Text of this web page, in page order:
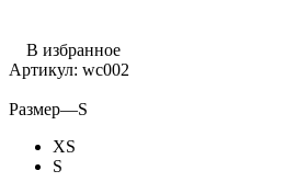
В избранное
Артикул: wc002
Размер—S
XS
S